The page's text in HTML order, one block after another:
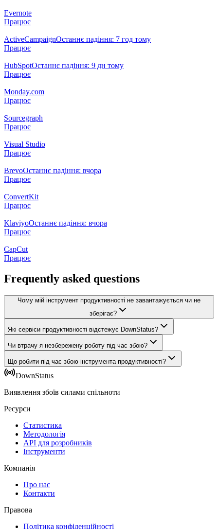
Evernote
Працює
ActiveCampaignОстаннє падіння: 7 год тому
Працює
HubSpotОстаннє падіння: 9 дн тому
Працює
Monday.com
Працює
Sourcegraph
Працює
Visual Studio
Працює
BrevoОстаннє падіння: вчора
Працює
ConvertKit
Працює
KlaviyoОстаннє падіння: вчора
Працює
CapCut
Працює
Frequently asked questions
Чому мій інструмент продуктивності не завантажується чи не
зберігає?
Які сервіси продуктивності відстежує DownStatus?
Чи втрачу я незбережену роботу під час збою?
Що робити під час збою інструмента продуктивності?
DownStatus
Виявлення збоїв силами спільноти
Ресурси
Статистика
Методологія
API для розробників
Інструменти
Компанія
Про нас
Контакти
Правова
Політика конфіденційності